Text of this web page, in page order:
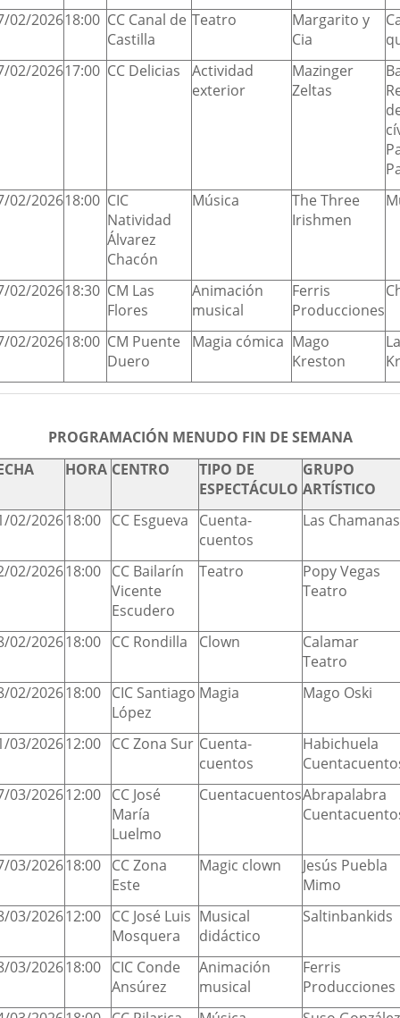
02/202618:00 CC Canal de
Castilla
Teatro
Margarito y
Cia
02/202617:00 CC Delicias
Actividad
exterior
Mazinger
Zeltas
02/202618:00 CIC
Natividad
Álvarez
Chacón
Música
The Three
Irishmen
02/202618:30 CM Las
Flores
Animación
musical
Ferris
Producciones
02/202618:00 CM Puente
Duero
Magia cómica Mago
Kreston
PROGRAMACIÓN MENUDO FIN DE SEMANA
HORA CENTRO
TIPO DE
ESPECTÁCULO
GRUPO
ARTÍSTICO
02/202618:00 CC Esgueva
Cuenta-
cuentos
Las Chamanas
02/202618:00 CC Bailarín
Vicente
Escudero
Teatro
Popy Vegas
Teatro
02/202618:00 CC Rondilla Clown
Calamar
Teatro
02/202618:00 CIC Santiago
López
Magia Mago Oski
03/202612:00 CC Zona Sur Cuenta-
cuentos
Habichuela
03/202612:00 CC José
María
Luelmo
CuentacuentosAbrapalabra
03/202618:00 CC Zona
Este
Magic clown
Jesús Puebla
Mimo
03/202612:00 CC José Luis
Mosquera
Musical
didáctico
Saltinbankids
03/202618:00 CIC Conde
Ansúrez
Animación
musical
Ferris
Producciones